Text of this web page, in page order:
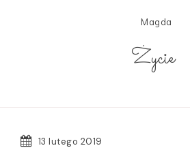
Magda
Życie
13 lutego 2019